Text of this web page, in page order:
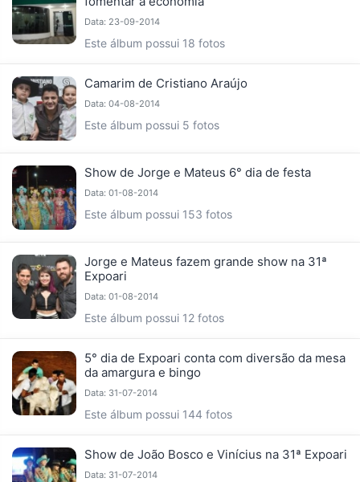
Data: 23-09-2014
Este álbum possui 18 fotos
Camarim de Cristiano Araújo
Data: 04-08-2014
Este álbum possui 5 fotos
Show de Jorge e Mateus 6° dia de festa
Data: 01-08-2014
Este álbum possui 153 fotos
Jorge e Mateus fazem grande show na 31ª
Expoari
Data: 01-08-2014
Este álbum possui 12 fotos
5° dia de Expoari conta com diversão da mesa
da amargura e bingo
Data: 31-07-2014
Este álbum possui 144 fotos
Show de João Bosco e Vinícius na 31ª Expoari
Data: 31-07-2014